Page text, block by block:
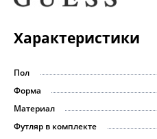
Характеристики
Пол
Форма
Материал
Футляр в комплекте